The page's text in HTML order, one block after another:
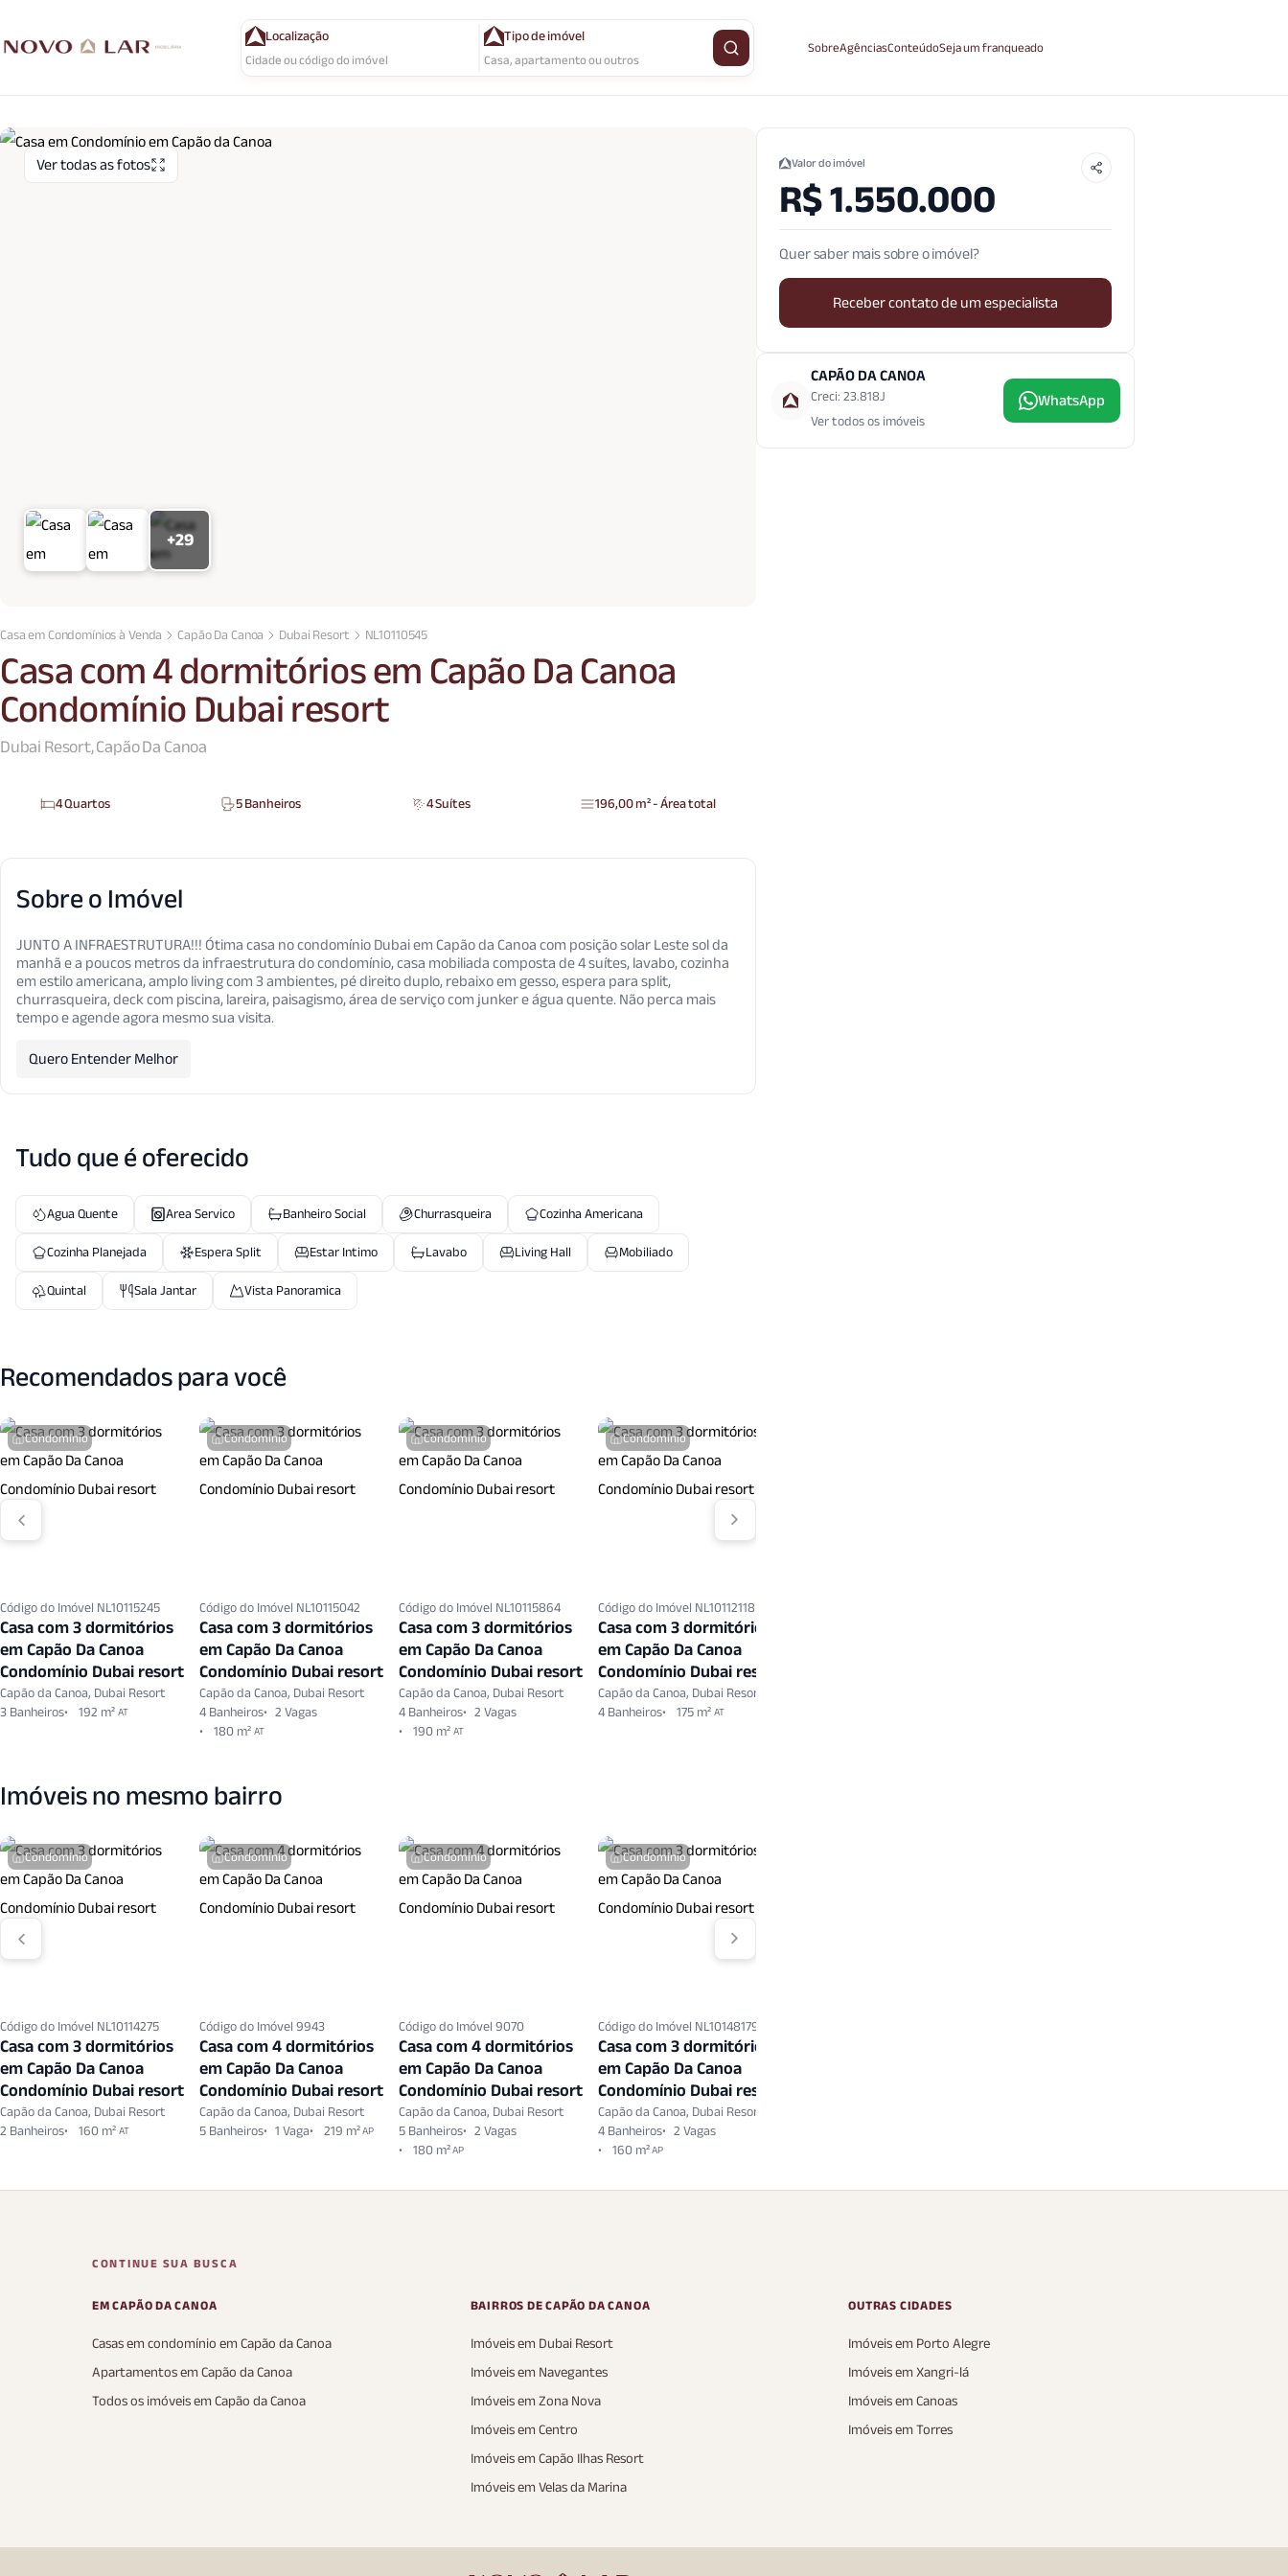
Localização Tipo de imóvel
Casa, apartamento ou outros Buscar imóvelSobreAgênciasConteúdoSeja um franqueado
Ver todas as fotos
+29
Casa em Condomínios à Venda Capão Da Canoa Dubai Resort NL10110545
Casa com 4 dormitórios em Capão Da Canoa
Condomínio Dubai resort
Dubai Resort, Capão Da Canoa
4 Quartos 5 Banheiros 4 Suítes 196,00 m² - Área total
Sobre o Imóvel
JUNTO A INFRAESTRUTURA!!! Ótima casa no condomínio Dubai em Capão da Canoa com posição solar Leste sol da
manhã e a poucos metros da infraestrutura do condomínio, casa mobiliada composta de 4 suítes, lavabo, cozinha
em estilo americana, amplo living com 3 ambientes, pé direito duplo, rebaixo em gesso, espera para split,
churrasqueira, deck com piscina, lareira, paisagismo, área de serviço com junker e água quente. Não perca mais
tempo e agende agora mesmo sua visita.
Quero Entender Melhor
Tudo que é oferecido
Agua Quente Area Servico Banheiro Social Churrasqueira
Cozinha Americana
Cozinha Planejada
Espera Split Estar Intimo Lavabo Living Hall
Mobiliado
Quintal
Sala Jantar Vista Panoramica
Recomendados para você
Condomínio
Código do Imóvel NL10115245
Casa com 3 dormitórios
em Capão Da Canoa
Condomínio Dubai resort
Capão da Canoa, Dubai Resort
3 Banheiros
192 m² AT
Condomínio
Código do Imóvel NL10115042
Casa com 3 dormitórios
em Capão Da Canoa
Condomínio Dubai resort
Capão da Canoa, Dubai Resort
4 Banheiros
2 Vagas
180 m² AT
Condomínio
Código do Imóvel NL10115864
Casa com 3 dormitórios
em Capão Da Canoa
Condomínio Dubai resort
Capão da Canoa, Dubai Resort
4 Banheiros
2 Vagas
190 m² AT
Condomínio
Código do Imóvel NL10112118
Casa com 3 dormitórios
em Capão Da Canoa
Condomínio Dubai resort
Capão da Canoa, Dubai Resort
4 Banheiros
175 m² AT
Imóveis no mesmo bairro
Condomínio
Código do Imóvel NL10114275
Casa com 3 dormitórios
em Capão Da Canoa
Condomínio Dubai resort
Capão da Canoa, Dubai Resort
2 Banheiros
160 m² AT
Condomínio
Código do Imóvel 9943
Casa com 4 dormitórios
em Capão Da Canoa
Condomínio Dubai resort
Capão da Canoa, Dubai Resort
5 Banheiros
1 Vaga 219 m²AP
Condomínio
Código do Imóvel 9070
Casa com 4 dormitórios
em Capão Da Canoa
Condomínio Dubai resort
Capão da Canoa, Dubai Resort
5 Banheiros
2 Vagas
180 m²AP
Condomínio
Código do Imóvel NL10148179
Casa com 3 dormitórios
em Capão Da Canoa
Condomínio Dubai resort
Capão da Canoa, Dubai Resort
4 Banheiros
2 Vagas
160 m²AP
Valor do imóvel
R$ 1.550.000
Quer saber mais sobre o imóvel?
Receber contato de um especialista
CAPÃO DA CANOA
Creci: 23.818J
Ver todos os imóveis
WhatsApp
CONTINUE SUA BUSCA
EM CAPÃO DA CANOA
Casas em condomínio em Capão da Canoa
Apartamentos em Capão da Canoa
Todos os imóveis em Capão da Canoa
BAIRROS DE CAPÃO DA CANOA
Imóveis em Dubai Resort
Imóveis em Navegantes
Imóveis em Zona Nova
Imóveis em Centro
Imóveis em Capão Ilhas Resort
Imóveis em Velas da Marina
OUTRAS CIDADES
Imóveis em Porto Alegre
Imóveis em Xangri-lá
Imóveis em Canoas
Imóveis em Torres